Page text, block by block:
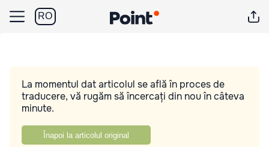
RO
La momentul dat articolul se află în proces de
traducere, vă rugăm să încercați din nou în câteva
minute.
Înapoi la articolul original